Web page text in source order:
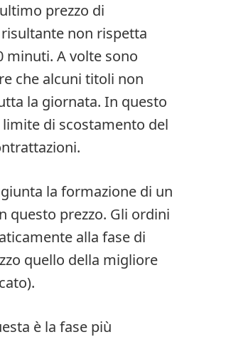
prezzo di
non rispetta
minuti. A volte sono
che alcuni titoli non
la giornata. In questo
di scostamento del
la formazione di un
questo prezzo. Gli ordini
alla fase di
quello della migliore
è la fase più